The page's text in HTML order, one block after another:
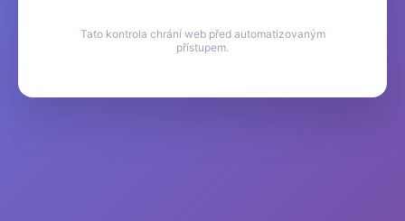
Tato kontrola chrání web před automatizovaným
přístupem.